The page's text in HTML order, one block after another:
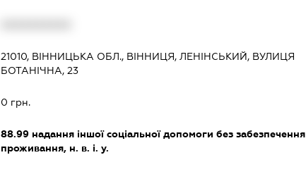
21010, ВІННИЦЬКА ОБЛ., ВІННИЦЯ, ЛЕНІНСЬКИЙ, ВУЛИЦЯ
БОТАНІЧНА, 23
0 грн.
88.99надання іншої соціальної допомоги без забезпечення
проживання, н. в. і. у.